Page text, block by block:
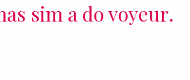
sim a do voyeur.